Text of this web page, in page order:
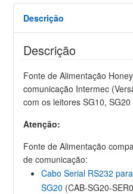
Descrição
Descrição
Fonte de Alimentação
comunicação Intermec
com os leitores SG10,
Atenção:
Fonte de Alimentação
de comunicação:
Cabo Serial RS232
SG20 (CAB-SG20-